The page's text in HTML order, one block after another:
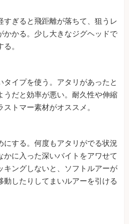
すぎると飛距離が落ちて、狙うレ
かかる。少し大きなジグヘッドで
。
タイプを使う。アタリがあったと
うだと効率が悪い。耐久性や伸縮
トマー素材がオススメ。
にする。何度もアタリがでる状況
かに入った深いバイトをアワせて
キングしないと、ソフトルアーが
動したりしてまいルアーを引ける